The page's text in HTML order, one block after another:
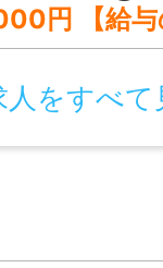
：112,000円～118,400円
人をすべて